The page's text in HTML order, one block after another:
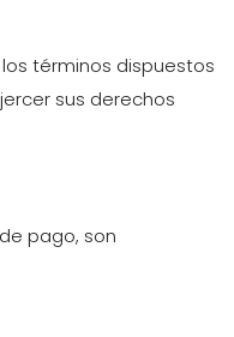
términos dispuestos
sus derechos
pago, son